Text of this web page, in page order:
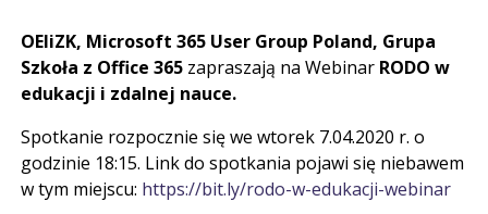
OEIiZK, Microsoft 365 User Group Poland, Grupa
Szkoła z Office 365 zapraszają na Webinar RODO w
edukacji i zdalnej nauce.
Spotkanie rozpocznie się we wtorek 7.04.2020 r. o
godzinie 18:15. Link do spotkania pojawi się niebawem
w tym miejscu: https://bit.ly/rodo-w-edukacji-webinar